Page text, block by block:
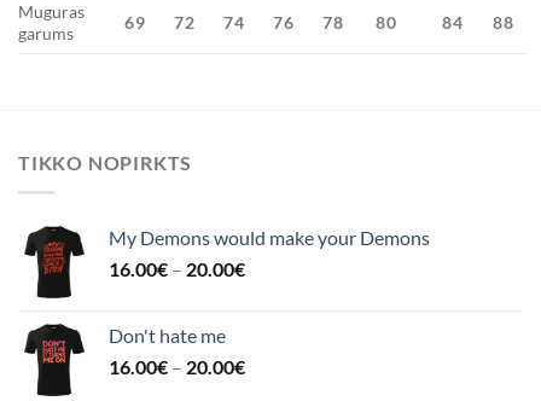
Muguras
garums
69 72 74 76 78 80 84 88
TIKKO NOPIRKTS
My Demons would make your Demons
16.00€ – 20.00€
Don't hate me
16.00€ – 20.00€